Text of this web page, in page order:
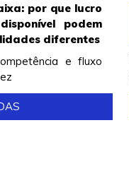
por que lucro
podem
diferentes
e fluxo